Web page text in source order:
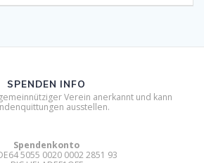
SPENDEN INFO
Verein anerkannt und kann
ausstellen.
Spendenkonto
5055 0020 0002 2851 93